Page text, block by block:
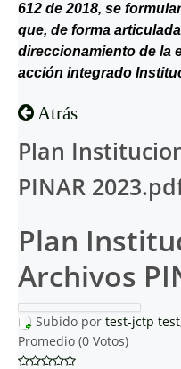
612 de 2018, se
que, de forma
direccionamiento de la
acción integrado
Atrás
Plan
PINAR
Plan
Archivos
Subido por test-jctp test
Promedio (0 Votos)